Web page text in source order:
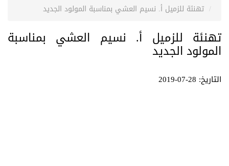
تهنئة للزميل أ. نسيم العشي بمناسبة المولود الجديد
تهنئة للزميل أ. نسيم العشي بمناسبة
المولود الجديد
التاريخ: 28-07-2019